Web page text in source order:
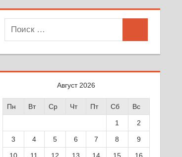
Поиск
для:
Август 2026
Пн Вт Ср Чт Пт Сб Вс
1 2
3 4 5 6 7 8 9
10 11 12 13 14 15 16